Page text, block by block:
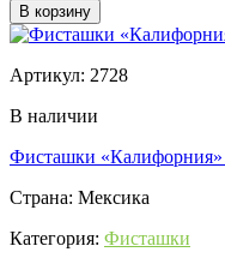
В корзину
Артикул: 2728
В наличии
Фисташки «Калифорния»
Страна: Мексика
Категория: Фисташки